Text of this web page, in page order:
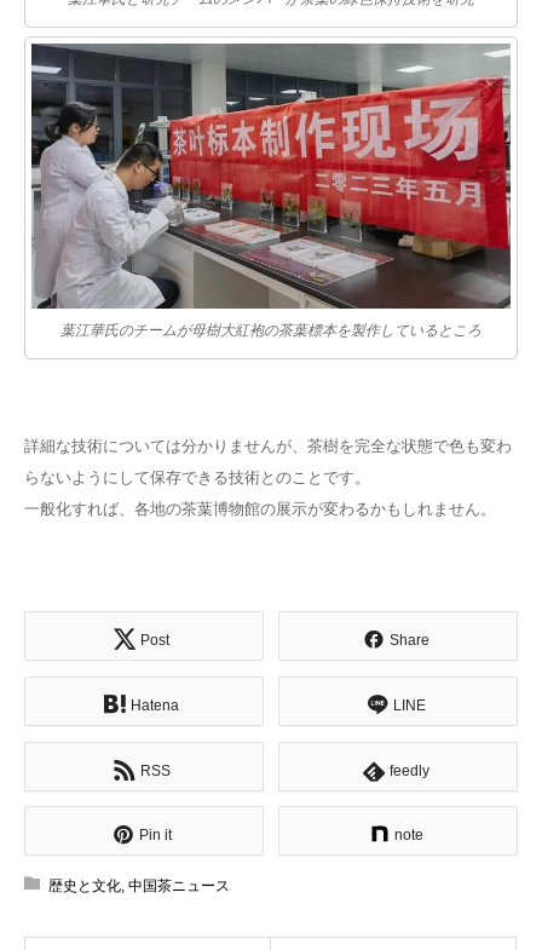
葉江華氏のチームが母樹大紅袍の茶葉標本を製作しているところ
詳細な技術については分かりませんが、茶樹を完全な状態で色も変わ
らないようにして保存できる技術とのことです。
一般化すれば、各地の茶葉博物館の展示が変わるかもしれません。
Post Share
Hatena LINE
RSS feedly
Pin it note
歴史と文化, 中国茶ニュース